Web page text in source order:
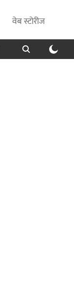
वेब स्टोरीज